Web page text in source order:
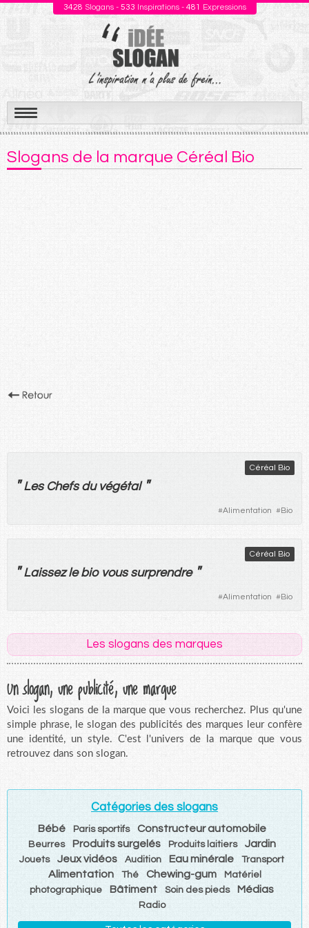
3428 Slogans - 533 Inspirations - 481 Expressions
Aller
au
contenu
Slogans de la marque Céréal Bio
Céréal Bio
" Les Chefs du végétal "
#Alimentation #Bio
Céréal Bio
" Laissez le bio vous surprendre "
#Alimentation #Bio
Les slogans des marques
Un slogan, une publicité, une marque
Voici les slogans de la marque que vous recherchez. Plus qu'une
simple phrase, le slogan des publicités des marques leur confère
une identité, un style. C'est l'univers de la marque que vous
retrouvez dans son slogan.
Catégories des slogans
Bébé Paris sportifs Constructeur automobile
Beurres Produits surgelés Produits laitiers Jardin
Jouets Jeux vidéos Audition Eau minérale Transport
Alimentation Thé Chewing-gum
Matériel
photographique
Bâtiment Soin des pieds Médias
Radio